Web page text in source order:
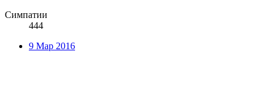
Симпатии
444
9 Мар 2016